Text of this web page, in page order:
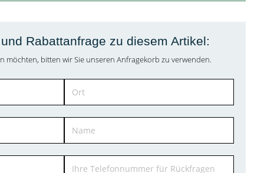
Rabattanfrage zu diesem Artikel:
möchten, bitten wir Sie unseren Anfragekorb zu verwenden.